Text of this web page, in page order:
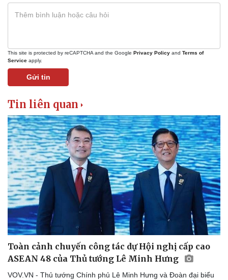
Kinh tế
Bất động sản
Khởi nghiệp
Thị trường
Giá vàng
Tiêu dùng
Tỷ giá
Chứng khoán
Giá cà phê
This site is protected by reCAPTCHA and the Google Privacy Policy and Terms of
Service apply.
Gửi tin
Tin liên quan
Toàn cảnh chuyến công tác dự Hội nghị cấp cao
ASEAN 48 của Thủ tướng Lê Minh Hưng
VOV.VN - Thủ tướng Chính phủ Lê Minh Hưng và Đoàn đại biểu